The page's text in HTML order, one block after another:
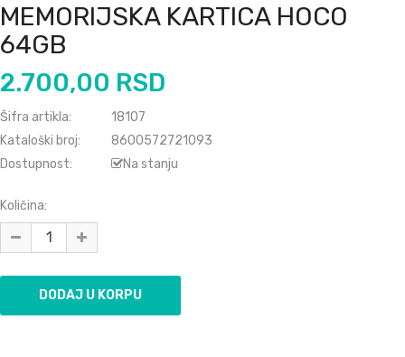
MEMORIJSKA KARTICA HOCO
64GB
2.700,00 RSD
Šifra artikla:
18107
Kataloški broj:
8600572721093
Dostupnost:
Na stanju
Količina: